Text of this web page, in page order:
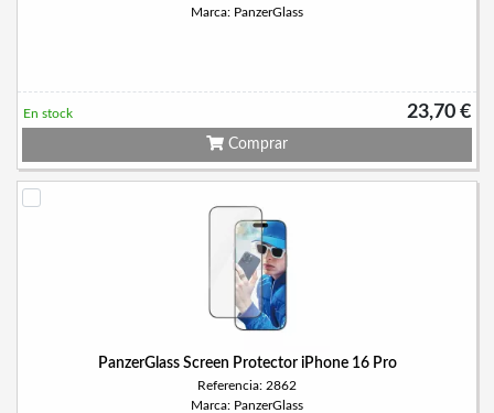
Marca: PanzerGlass
23,70 €
En stock
Comprar
PanzerGlass Screen Protector iPhone 16 Pro
Referencia: 2862
Marca: PanzerGlass